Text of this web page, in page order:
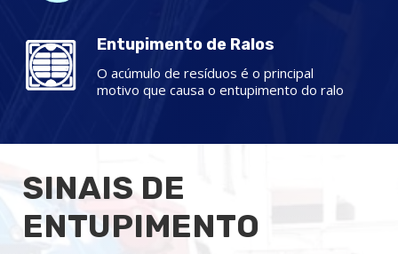
Entupimento de Ralos
O acúmulo de resíduos é o principal
motivo que causa o entupimento do ralo
SINAIS DE
ENTUPIMENTO